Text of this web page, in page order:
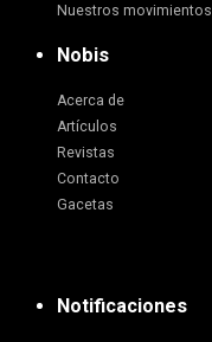
Nuestros movimientos
Nobis
Acerca de
Artículos
Revistas
Contacto
Gacetas
Notificaciones